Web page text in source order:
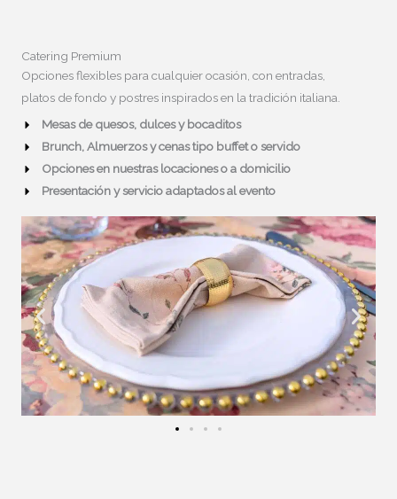
Catering Premium
Opciones flexibles para cualquier ocasión, con entradas,
platos de fondo y postres inspirados en la tradición italiana.
Mesas de quesos, dulces y bocaditos
Brunch, Almuerzos y cenas tipo buffet o servido
Opciones en nuestras locaciones o a domicilio
Presentación y servicio adaptados al evento